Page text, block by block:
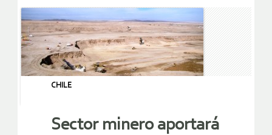
CHILE
Sector minero aportará